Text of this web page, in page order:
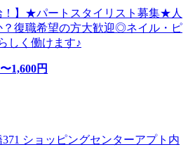
！】★パートスタイリスト募集★人
？復職希望の方大歓迎◎ネイル・ピ
しく働けます♪
1,600円
ショッピングセンターアプト内